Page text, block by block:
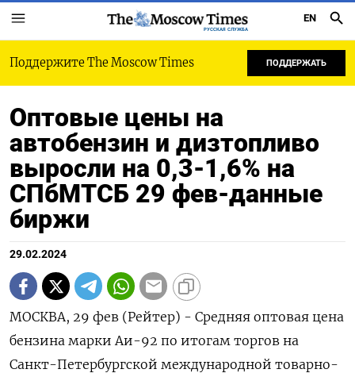
РУССКАЯ СЛУЖБА
EN
Поддержите The Moscow Times ПОДДЕРЖАТЬ
Оптовые цены на
автобензин и дизтопливо
выросли на 0,3-1,6% на
СПбМТСБ 29 фев-данные
биржи
29.02.2024
МОСКВА, 29 фев (Рейтер) - Средняя оптовая цена
бензина марки Аи-92 по итогам торгов на
Санкт-Петербургской международной товарно-